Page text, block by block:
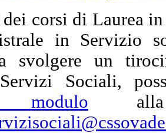
corsi di Laurea
in Servizio
svolgere un
Sociali,
modulo alla